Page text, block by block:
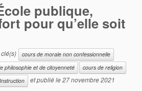
publique,
pour qu’elle soit
cours de morale non confessionnelle
philosophie et de citoyenneté
cours de religion
Instruction et publié le27 novembre 2021